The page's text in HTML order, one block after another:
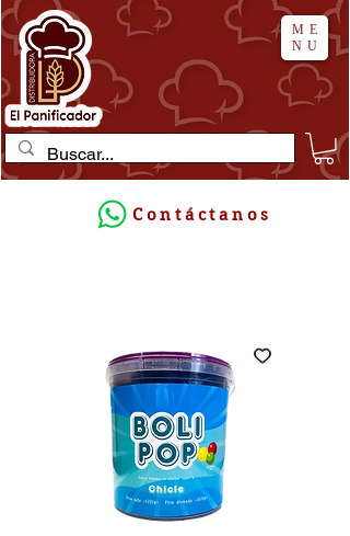
ME
NU
Contáctanos